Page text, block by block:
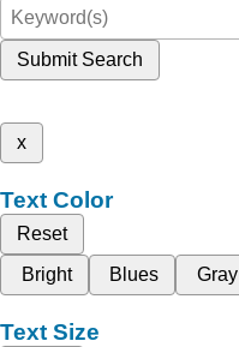
Submit Search
x
Text Color
Reset
Bright
Blues Gray
Text Size